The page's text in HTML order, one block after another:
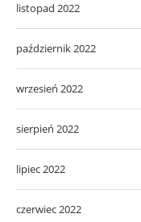
listopad 2022
październik 2022
wrzesień 2022
sierpień 2022
lipiec 2022
czerwiec 2022